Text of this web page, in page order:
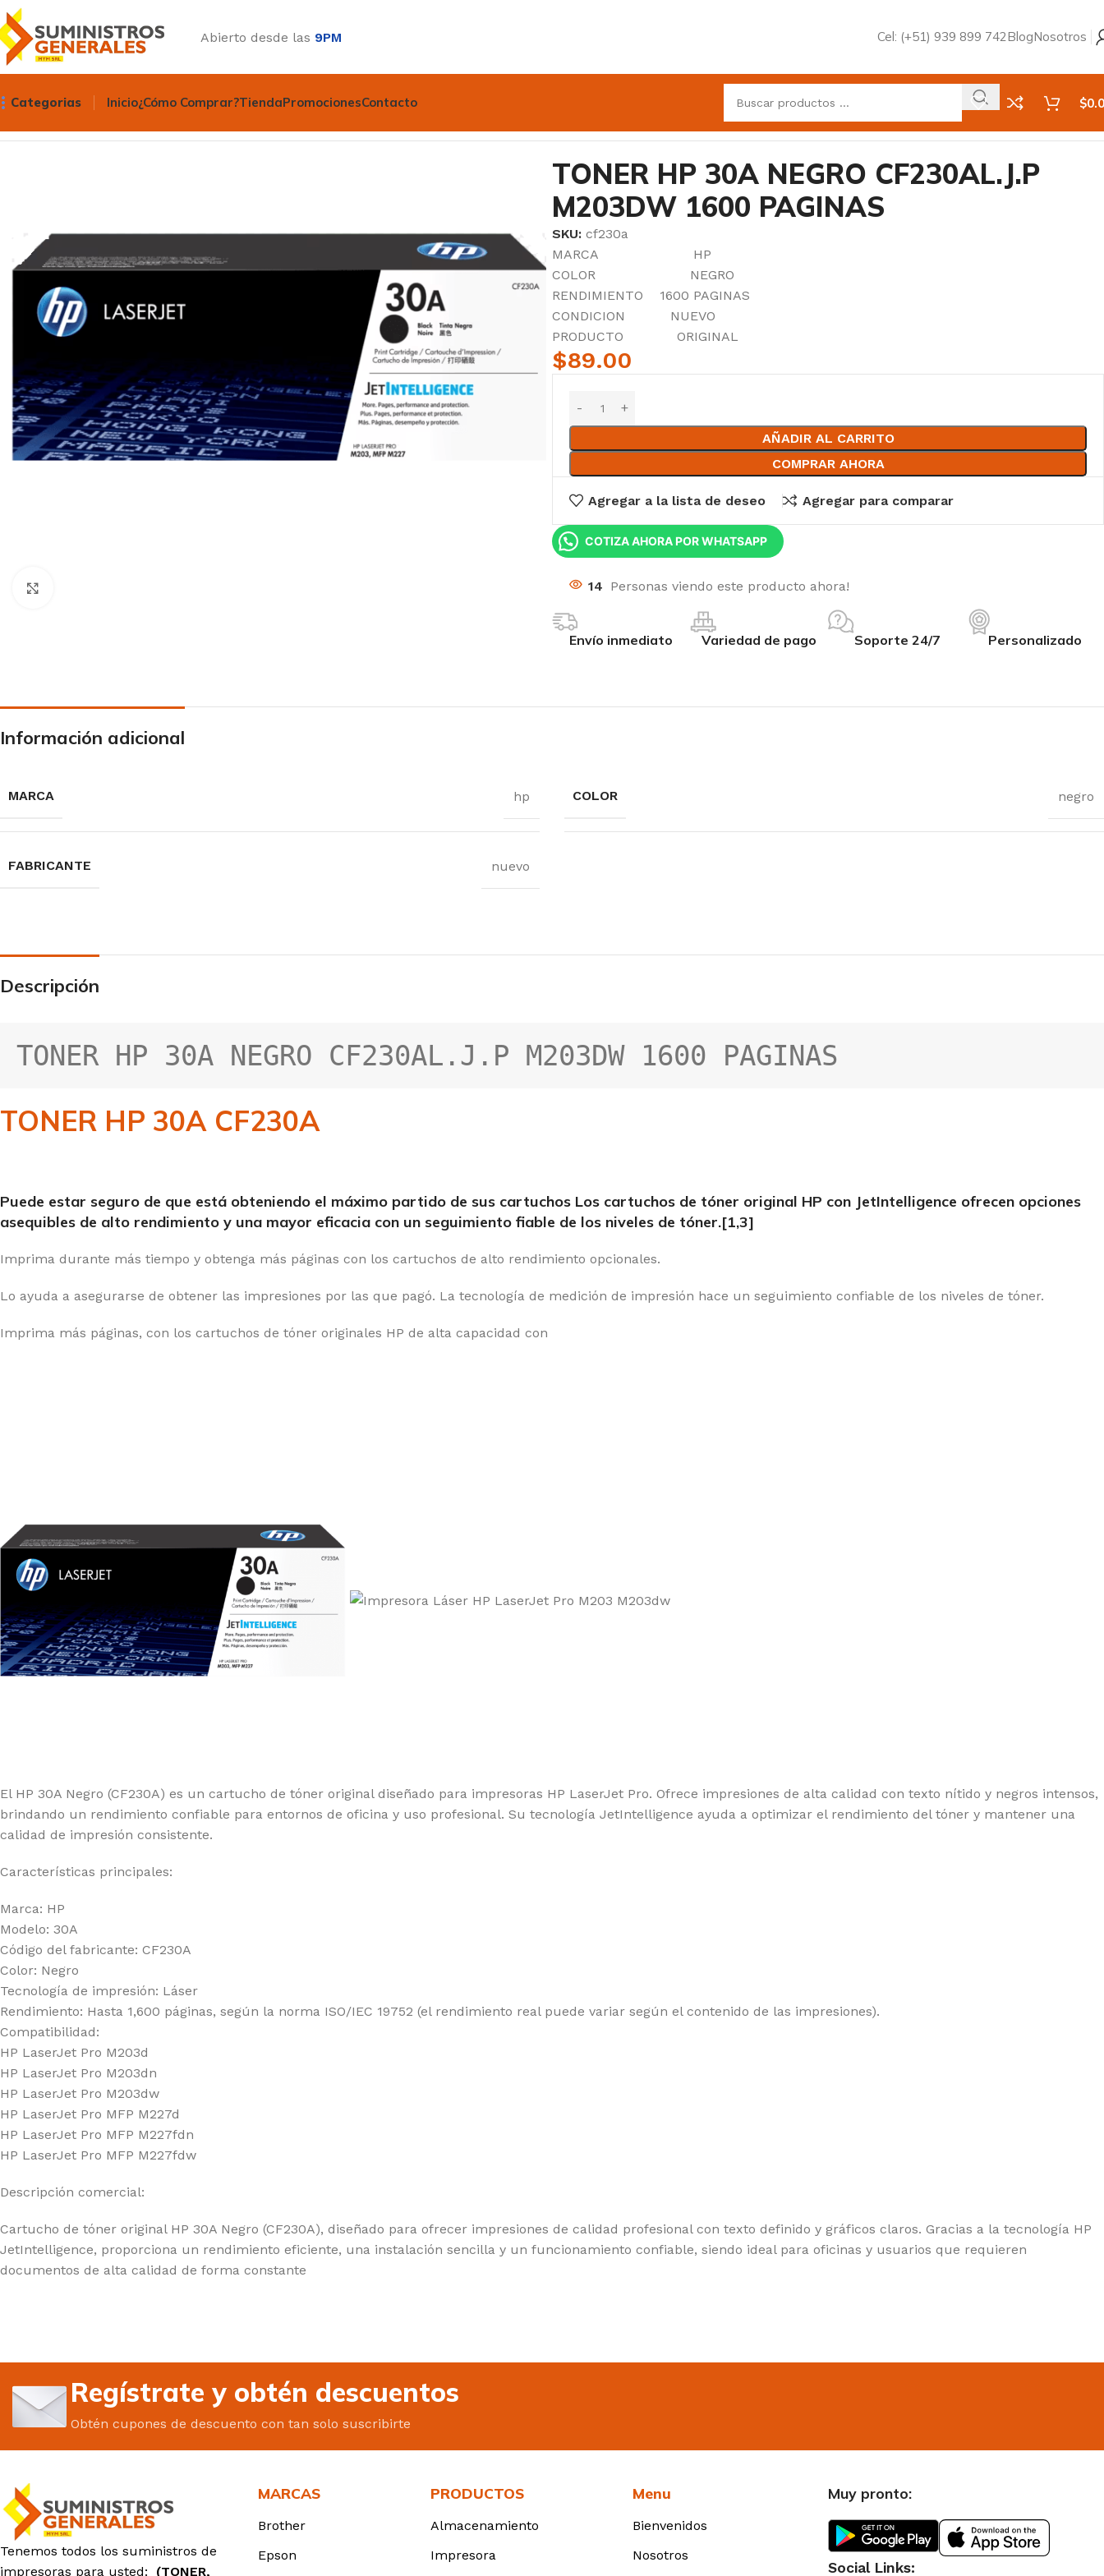
Abierto desde las 9PM Cel: (+51) 939 899 742BlogNosotros
Categorias Inicio¿Cómo Comprar?TiendaPromocionesContacto $
TONER HP 30A NEGRO CF230AL.J.P
M203DW 1600 PAGINAS
SKU: cf230a
MARCA HP
COLOR NEGRO
RENDIMIENTO 1600 PAGINAS
CONDICION NUEVO
PRODUCTO ORIGINAL
$89.00
AÑADIR AL CARRITO
COMPRAR AHORA
Agregar a la lista de deseo Agregar para comparar
COTIZA AHORA POR WHATSAPP
14 Personas viendo este producto ahora!
Envío inmediato Variedad de pago Soporte 24/7 Personalizado
Información adicional
MARCA hp COLOR negro
FABRICANTE nuevo
Descripción
TONER HP 30A NEGRO CF230AL.J.P M203DW 1600 PAGINAS
TONER HP 30A CF230A
Puede estar seguro de que está obteniendo el máximo partido de sus cartuchos Los cartuchos de tóner original HP con JetIntelligence ofrecen opciones
asequibles de alto rendimiento y una mayor eficacia con un seguimiento fiable de los niveles de tóner.[1,3]
Imprima durante más tiempo y obtenga más páginas con los cartuchos de alto rendimiento opcionales.
Lo ayuda a asegurarse de obtener las impresiones por las que pagó. La tecnología de medición de impresión hace un seguimiento confiable de los niveles de tóner.
Imprima más páginas, con los cartuchos de tóner originales HP de alta capacidad con
El HP 30A Negro (CF230A) es un cartucho de tóner original diseñado para impresoras HP LaserJet Pro. Ofrece impresiones de alta calidad con texto nítido y negros intensos,
brindando un rendimiento confiable para entornos de oficina y uso profesional. Su tecnología JetIntelligence ayuda a optimizar el rendimiento del tóner y mantener una
calidad de impresión consistente.
Características principales:
Marca: HP
Modelo: 30A
Código del fabricante: CF230A
Color: Negro
Tecnología de impresión: Láser
Rendimiento: Hasta 1,600 páginas, según la norma ISO/IEC 19752 (el rendimiento real puede variar según el contenido de las impresiones).
Compatibilidad:
HP LaserJet Pro M203d
HP LaserJet Pro M203dn
HP LaserJet Pro M203dw
HP LaserJet Pro MFP M227d
HP LaserJet Pro MFP M227fdn
HP LaserJet Pro MFP M227fdw
Descripción comercial:
Cartucho de tóner original HP 30A Negro (CF230A), diseñado para ofrecer impresiones de calidad profesional con texto definido y gráficos claros. Gracias a la tecnología HP
JetIntelligence, proporciona un rendimiento eficiente, una instalación sencilla y un funcionamiento confiable, siendo ideal para oficinas y usuarios que requieren
documentos de alta calidad de forma constante
Regístrate y obtén descuentos
Obtén cupones de descuento con tan solo suscribirte
Tenemos todos los suministros de
impresoras para usted: (TONER,
MARCAS
Brother
Epson
PRODUCTOS
Almacenamiento
Impresora
Menu
Bienvenidos
Nosotros
Muy pronto:
Social Links: